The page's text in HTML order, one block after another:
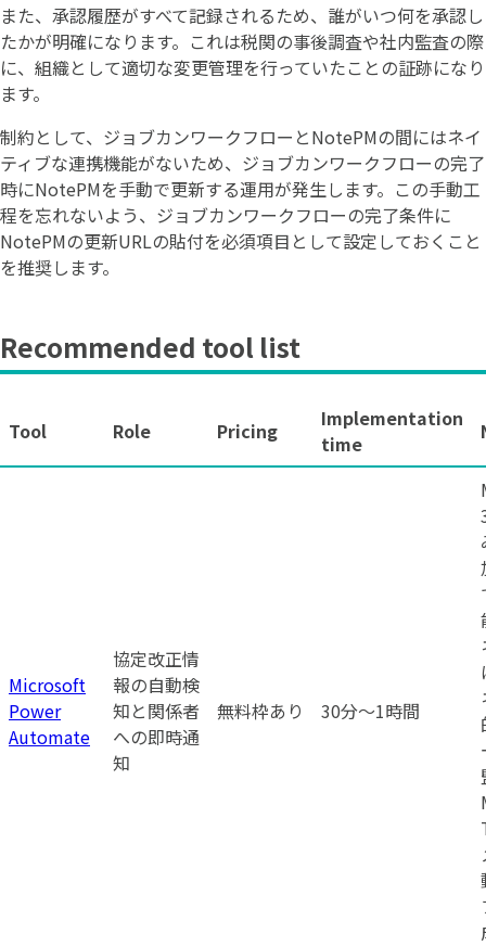
また、承認履歴がすべて記録されるため、誰がいつ何を承認し
たかが明確になります。これは税関の事後調査や社内監査の際
に、組織として適切な変更管理を行っていたことの証跡になり
ます。
制約として、ジョブカンワークフローとNotePMの間にはネイ
ティブな連携機能がないため、ジョブカンワークフローの完了
時にNotePMを手動で更新する運用が発生します。この手動工
程を忘れないよう、ジョブカンワークフローの完了条件に
NotePMの更新URLの貼付を必須項目として設定しておくこと
を推奨します。
Recommended tool list
Tool Role Pricing
Implementation
time
Microsoft
Power
Automate
協定改正情
報の自動検
知と関係者
への即時通
知
無料枠あり 30分〜1時間